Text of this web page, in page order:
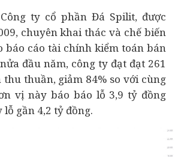
ty cổ phần Đá Spilit, được
chuyên khai thác và chế biến
báo cáo tài chính kiểm toán bán
đầu năm, công ty đạt đạt 261
thuần, giảm 84% so với cùng
vị này báo báo lỗ 3,9 tỷ đồng
gần 4,2 tỷ đồng.